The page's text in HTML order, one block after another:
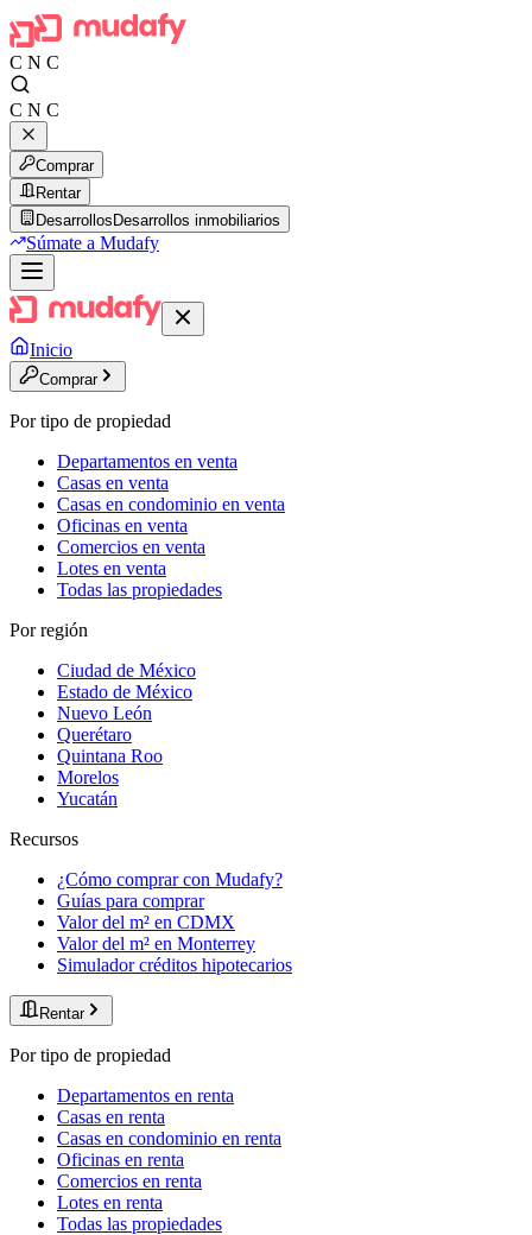
C N C
C N C
Comprar
Rentar
Desarrollos Desarrollos inmobiliarios
Súmate a Mudafy
Inicio
Comprar
Por tipo de propiedad
Departamentos en venta
Casas en venta
Casas en condominio en venta
Oficinas en venta
Comercios en venta
Lotes en venta
Todas las propiedades
Por región
Ciudad de México
Estado de México
Nuevo León
Querétaro
Quintana Roo
Morelos
Yucatán
Recursos
¿Cómo comprar con Mudafy?
Guías para comprar
Valor del m² en CDMX
Valor del m² en Monterrey
Simulador créditos hipotecarios
Rentar
Por tipo de propiedad
Departamentos en renta
Casas en renta
Casas en condominio en renta
Oficinas en renta
Comercios en renta
Lotes en renta
Todas las propiedades